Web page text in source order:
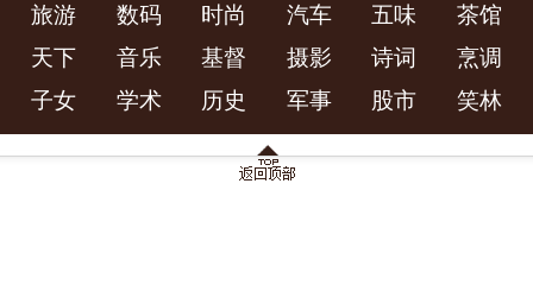
旅游 数码 时尚 汽车 五味
茶馆
天下
音乐 基督 摄影 诗词
烹调
子女
学术 历史 军事 股市 笑林